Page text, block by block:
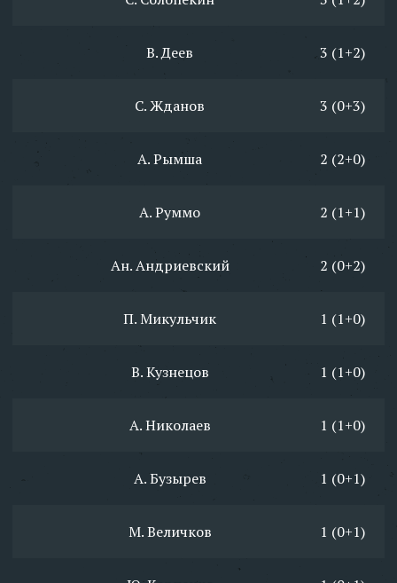
В. Деев 3 (1+2)
С. Жданов 3 (0+3)
А. Рымша 2 (2+0)
А. Руммо 2 (1+1)
Ан. Андриевский 2 (0+2)
П. Микульчик 1 (1+0)
В. Кузнецов 1 (1+0)
А. Николаев 1 (1+0)
А. Бузырев 1 (0+1)
М. Величков 1 (0+1)